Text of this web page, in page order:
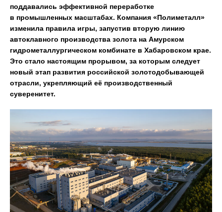
поддавались эффективной переработке
в промышленных масштабах. Компания «Полиметалл»
изменила правила игры, запустив вторую линию
автоклавного производства золота на Амурском
гидрометаллургическом комбинате в Хабаровском крае.
Это стало настоящим прорывом, за которым следует
новый этап развития российской золотодобывающей
отрасли, укрепляющий её производственный
суверенитет.